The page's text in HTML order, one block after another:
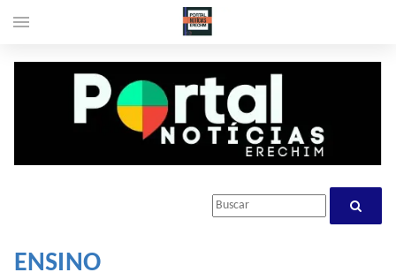
ENSINO
menu